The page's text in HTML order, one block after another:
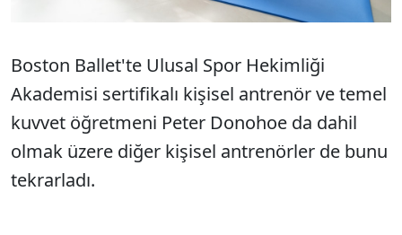
Boston Ballet'te Ulusal Spor Hekimliği
Akademisi sertifikalı kişisel antrenör ve temel
kuvvet öğretmeni Peter Donohoe da dahil
olmak üzere diğer kişisel antrenörler de bunu
tekrarladı.